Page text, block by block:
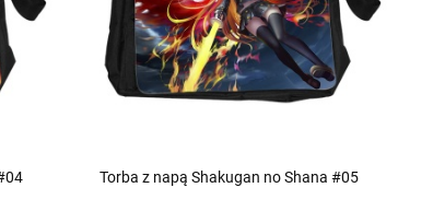
Torba z napą Shakugan no Shana #05